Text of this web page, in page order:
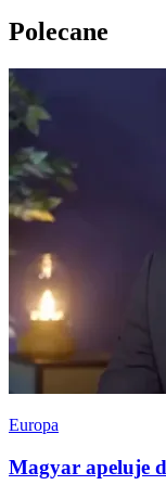
Polecane
Europa
Magyar apeluje